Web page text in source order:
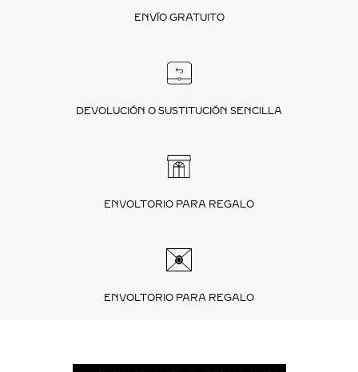
ENVÍO GRATUITO
DEVOLUCIÓN O SUSTITUCIÓN SENCILLA
ENVOLTORIO PARA REGALO
ENVOLTORIO PARA REGALO